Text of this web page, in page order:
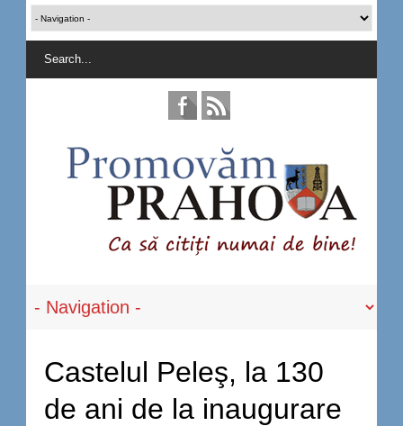
Castelul Peleş, la 130
de ani de la inaugurare